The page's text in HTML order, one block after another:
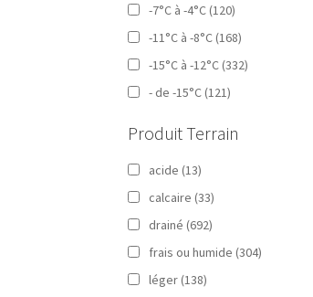
-7°C à -4°C (120)
-11°C à -8°C (168)
-15°C à -12°C (332)
- de -15°C (121)
Produit Terrain
acide (13)
calcaire (33)
drainé (692)
frais ou humide (304)
léger (138)